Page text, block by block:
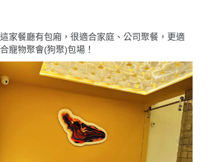
這家餐廳有包廂，很適合家庭、公司聚餐，更適
合寵物聚會(狗聚)包場！